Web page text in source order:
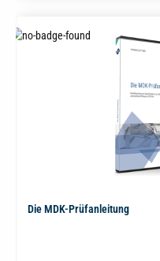
Die MDK-Prüfanleitung